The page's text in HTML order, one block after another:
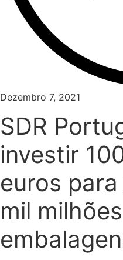
Dezembro 7, 2021
SDR
investir
euros
mil